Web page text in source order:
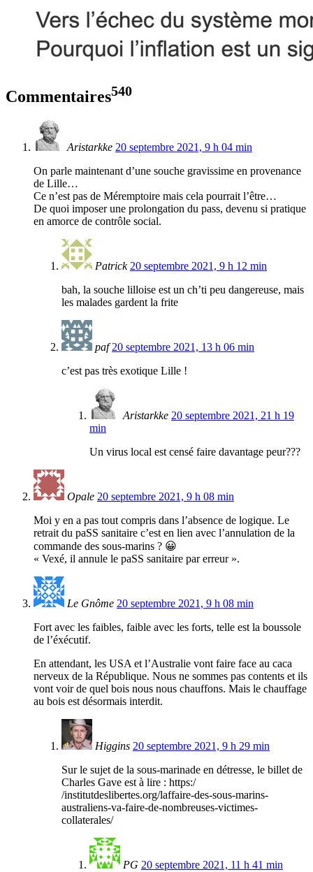
Commentaires540
Aristarkke 20 septembre 2021, 9 h 04 min
On parle maintenant d’une souche gravissime en provenance
de Lille…
Ce n’est pas de Méremptoire mais cela pourrait l’être…
De quoi imposer une prolongation du pass, devenu si pratique
en amorce de contrôle social.
Patrick 20 septembre 2021, 9 h 12 min
bah, la souche lilloise est un ch’ti peu dangereuse, mais
les malades gardent la frite
paf 20 septembre 2021, 13 h 06 min
c’est pas très exotique Lille !
Aristarkke 20 septembre 2021, 21 h 19
min
Un virus local est censé faire davantage peur???
Opale 20 septembre 2021, 9 h 08 min
Moi y en a pas tout compris dans l’absence de logique. Le
retrait du paSS sanitaire c’est en lien avec l’annulation de la
commande des sous-marins ? 😀
« Vexé, il annule le paSS sanitaire par erreur ».
Le Gnôme 20 septembre 2021, 9 h 08 min
Fort avec les faibles, faible avec les forts, telle est la boussole
de l’éxécutif.
En attendant, les USA et l’Australie vont faire face au caca
nerveux de la République. Nous ne sommes pas contents et ils
vont voir de quel bois nous nous chauffons. Mais le chauffage
au bois est désormais interdit.
Higgins 20 septembre 2021, 9 h 29 min
Sur le sujet de la sous-marinade en détresse, le billet de
Charles Gave est à lire : https:/
/institutdeslibertes.org/laffaire-des-sous-marins-
australiens-va-faire-de-nombreuses-victimes-
collaterales/
PG 20 septembre 2021, 11 h 41 min